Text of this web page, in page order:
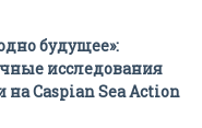
будущее»:
исследования
на Caspian Sea Action